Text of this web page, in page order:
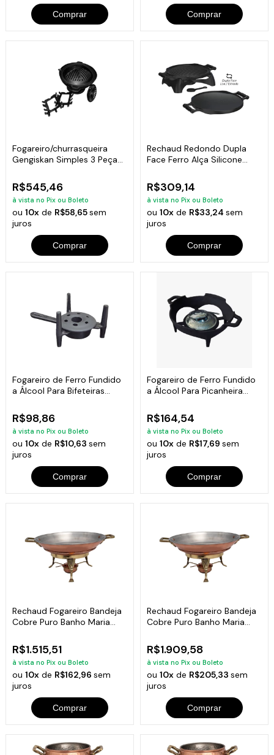
Comprar Comprar
Fogareiro/churrasqueira
Gengiskan Simples 3 Peças
R$545,46
à vista no Pix ou Boleto
ou10x de R$58,65sem
juros
Comprar
Rechaud Redondo Dupla
Face Ferro Alça Silicone
R$309,14
à vista no Pix ou Boleto
ou 10xde R$33,24 sem
juros
Comprar
Fogareiro de Ferro Fundido
a Álcool Para Bifeteiras
R$98,86
à vista no Pix ou Boleto
ou10x de R$10,63sem
juros
Comprar
Fogareiro de Ferro Fundido
a Álcool Para Picanheira
R$164,54
à vista no Pix ou Boleto
ou 10xde R$17,69 sem
juros
Comprar
Rechaud Fogareiro Bandeja
Cobre Puro Banho Maria
R$1.515,51
à vista no Pix ou Boleto
ou10x de R$162,96sem
juros
Comprar
Rechaud Fogareiro Bandeja
Cobre Puro Banho Maria
R$1.909,58
à vista no Pix ou Boleto
ou 10xde R$205,33 sem
juros
Comprar